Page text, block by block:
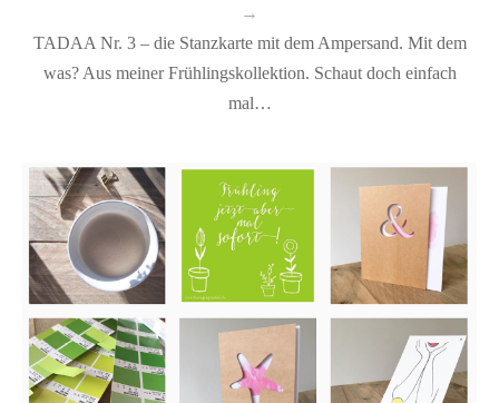
→
TADAA Nr. 3 – die Stanzkarte mit dem Ampersand. Mit dem
was? Aus meiner Frühlingskollektion. Schaut doch einfach
mal…